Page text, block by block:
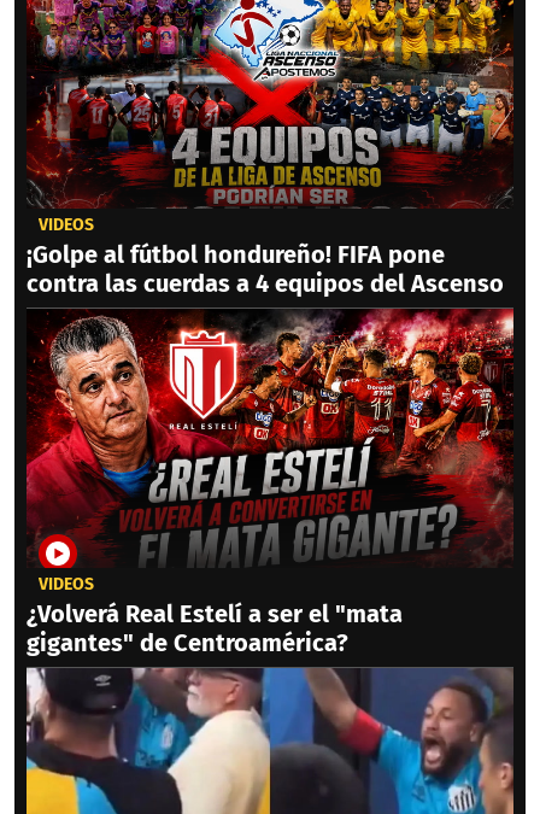
VIDEOS
¡Golpe al fútbol hondureño! FIFA pone
contra las cuerdas a 4 equipos del Ascenso
VIDEOS
¿Volverá Real Estelí a ser el "mata
gigantes" de Centroamérica?